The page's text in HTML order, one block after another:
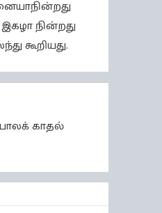
நின்றது
கூறியது.
காதல்